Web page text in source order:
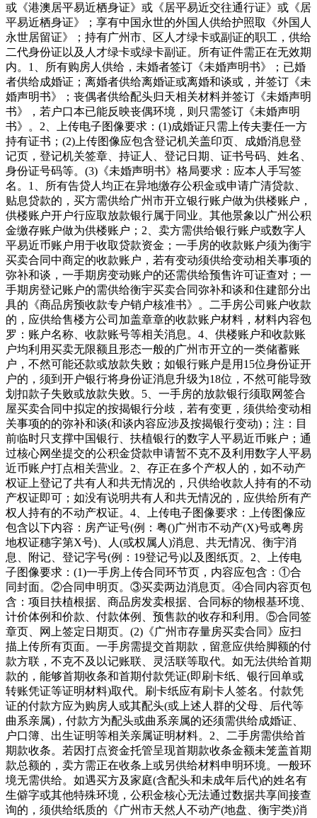
或《港澳居平易近栖身证》或《居平易近交往通行证》或《居
平易近栖身证》；享有中国永世的外国人供给护照取《外国人
永世居留证》；持有广州市、区人才绿卡或副证的职工，供给
二代身份证以及人才绿卡或绿卡副证。所有证件需正在无效期
内。1、所有购房人供给，未婚者签订《未婚声明书》；已婚
者供给成婚证；离婚者供给离婚证或离婚和谈或，并签订《未
婚声明书》；丧偶者供给配头归天相关材料并签订《未婚声明
书》，若户口本已能反映丧偶环境，则只需签订《未婚声明
书》。2、上传电子图像要求：(1)成婚证只需上传夫妻任一方
持有证书；(2)上传图像应包含登记机关盖印页、成婚消息登
记页，登记机关签章、持证人、登记日期、证书号码、姓名、
身份证号码等。(3)《未婚声明书》格局要求：应本人手写签
名。1、所有告贷人均正在异地缴存公积金或申请广清贷款、
贴息贷款的，买方需供给广州市开立银行账户做为供楼账户，
供楼账户开户行应取放款银行属于同业。其他景象以广州公积
金缴存账户做为供楼账户；2、卖方需供给银行账户或数字人
平易近币账户用于收取贷款资金；一手房的收款账户须为衡宇
买卖合同中商定的收款账户，若有变动须供给变动相关事项的
弥补和谈，一手期房变动账户的还需供给预售许可证查对；一
手期房登记账户的需供给衡宇买卖合同弥补和谈和住建部分出
具的《商品房预收款专户销户核准书》。二手房公司账户收款
的，应供给售楼方公司加盖章章的收款账户材料，材料内容包
罗：账户名称、收款账号等相关消息。4、供楼账户和收款账
户均利用买卖无限额且形态一般的广州市开立的一类储蓄账
户，不然可能还款或放款失败；如银行账户是用15位身份证开
户的，须到开户银行将身份证消息升级为18位，不然可能导致
划扣款子失败或放款失败。5、一手房的放款银行须取网签合
屋买卖合同中拟定的按揭银行分歧，若有变更，须供给变动相
关事项的的弥补和谈(和谈内容应涉及按揭银行变动)；注：目
前临时只支撑中国银行、扶植银行的数字人平易近币账户；通
过核心网坐提交的公积金贷款申请暂不克不及利用数字人平易
近币账户打点相关营业。2、存正在多个产权人的，如不动产
权证上登记了共有人和共无情况的，只供给收款人持有的不动
产权证即可；如没有说明共有人和共无情况的，应供给所有产
权人持有的不动产权证。4、上传电子图像要求：上传图像应
包含以下内容：房产证号(例：粤()广州市不动产(X)号或粤房
地权证穗字第X号)、人(或权属人)消息、共无情况、衡宇消
息、附记、登记字号(例：19登记号)以及图纸页。2、上传电
子图像要求：(1)一手房上传合同环节页，内容应包含：①合
同封面。②合同申明页。③买卖两边消息页。④合同内容页包
含：项目扶植根据、商品房发卖根据、合同标的物根基环境、
计价体例和价款、付款体例、预售款的收存和利用。⑤合同签
章页、网上签定日期页。(2)《广州市存量房买卖合同》应扫
描上传所有页面。一手房需提交首期款，留意应供给脚额的付
款方联，不克不及以记账联、灵活联等取代。如无法供给首期
款的，能够首期收条和首期付款凭证(即刷卡纸、银行回单或
转账凭证等证明材料)取代。刷卡纸应有刷卡人签名。付款凭
证的付款方应为购房人或其配头(或上述人群的父母、后代等
曲系亲属)，付款方为配头或曲系亲属的还须需供给成婚证、
户口簿、出生证明等相关亲属证明材料。2、二手房需供给首
期款收条。若因打点资金托管呈现首期款收条金额未笼盖首期
款总额的，卖方需正在收条上或另供给材料申明环境。一般环
境无需供给。如遇买方及家庭(含配头和未成年后代)的姓名有
生僻字或其他特殊环境，公积金核心无法通过数据共享间接查
询的，须供给纸质的《广州市天然人不动产(地盘、衡宇类)消